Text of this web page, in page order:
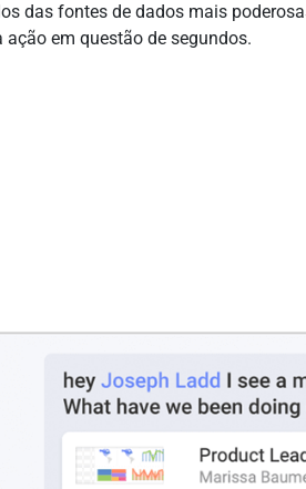
das fontes de dados mais
ação em questão de segundos.